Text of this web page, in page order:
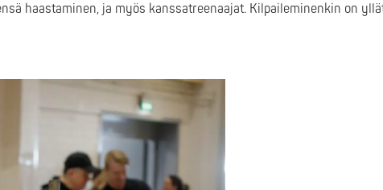
haastaminen, ja myös kanssatreenaajat. Kilpaileminenkin on